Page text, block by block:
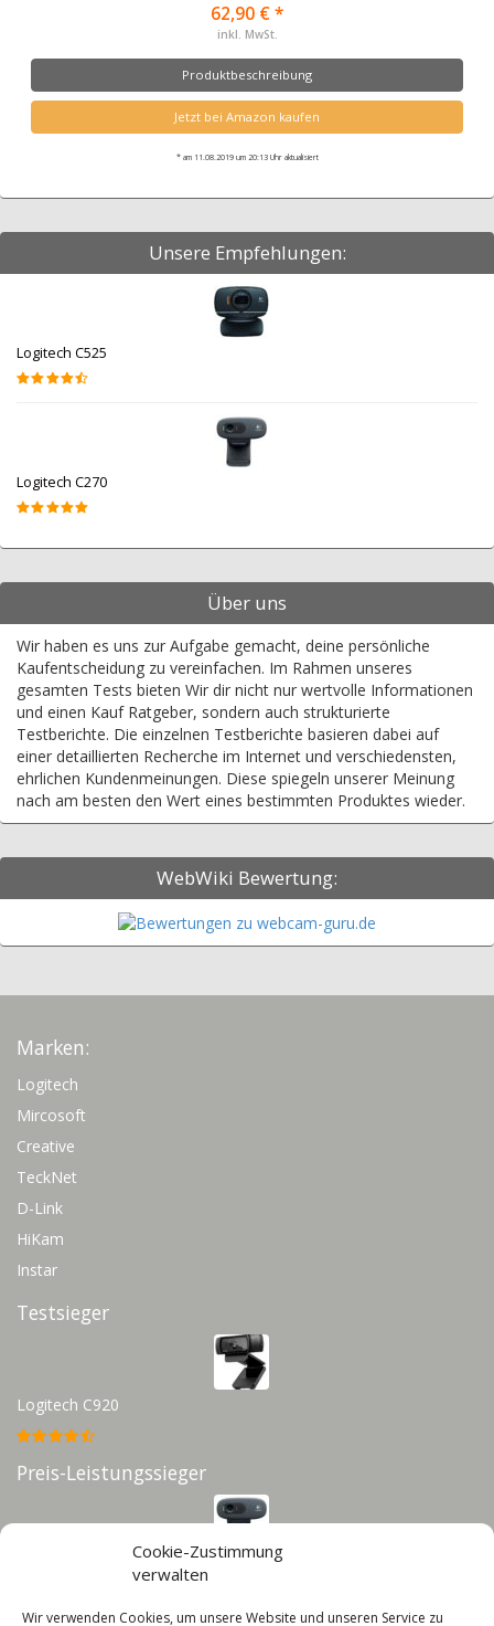
Cookie-Zustimmung
verwalten
Wir verwenden Cookies, um unsere Website und unseren Service zu
62,90 € *
inkl. MwSt.
Produktbeschreibung
Jetzt bei Amazon kaufen
* am 11.08.2019 um 20:13 Uhr aktualisiert
Unsere Empfehlungen:
Logitech C525
Logitech C270
Über uns
Wir haben es uns zur Aufgabe gemacht, deine persönliche
Kaufentscheidung zu vereinfachen. Im Rahmen unseres
gesamten Tests bieten Wir dir nicht nur wertvolle Informationen
und einen Kauf Ratgeber, sondern auch strukturierte
Testberichte. Die einzelnen Testberichte basieren dabei auf
einer detaillierten Recherche im Internet und verschiedensten,
ehrlichen Kundenmeinungen. Diese spiegeln unserer Meinung
nach am besten den Wert eines bestimmten Produktes wieder.
WebWiki Bewertung:
Marken:
Logitech
Mircosoft
Creative
TeckNet
D-Link
HiKam
Instar
Testsieger
Logitech C920
Preis-Leistungssieger